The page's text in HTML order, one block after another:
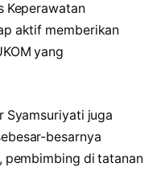
Keperawatan
aktif memberikan
yang
Syamsuriyati juga
besarnya
pembimbing di tatanan